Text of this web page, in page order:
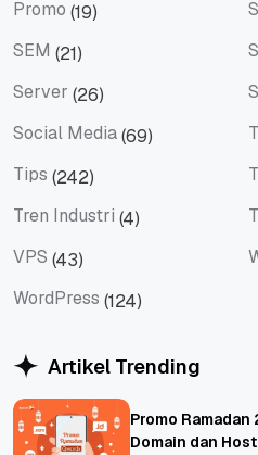
Promo (19)
SEM (21)
Server (26)
Social Media(69)
Tips (242)
Tren Industri (4)
VPS (43)
WordPress (124)
Artikel Trending
Promo
Domain dan